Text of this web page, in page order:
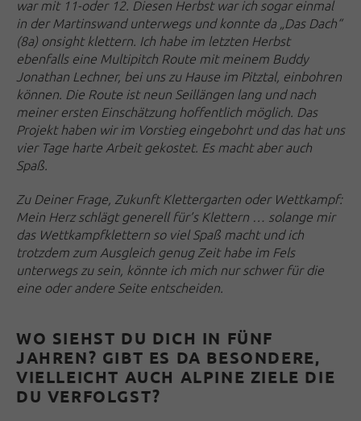
war mit 11-oder 12. Diesen Herbst war ich sogar einmal
in der Martinswand unterwegs und konnte da „Das Dach“
(8a) onsight klettern. Ich habe im letzten Herbst
ebenfalls eine Multipitch Route mit meinem Buddy
Jonathan Lechner, bei uns zu Hause im Pitztal, einbohren
können. Die Route ist neun Seillängen lang und nach
meiner ersten Einschätzung hoffentlich möglich. Das
Projekt haben wir im Vorstieg eingebohrt und das hat uns
vier Tage harte Arbeit gekostet. Es macht aber auch
Spaß.
Zu Deiner Frage, Zukunft Klettergarten oder Wettkampf:
Mein Herz schlägt generell für’s Klettern … solange mir
das Wettkampfklettern so viel Spaß macht und ich
trotzdem zum Ausgleich genug Zeit habe im Fels
unterwegs zu sein, könnte ich mich nur schwer für die
eine oder andere Seite entscheiden.
WO SIEHST DU DICH IN FÜNF
JAHREN? GIBT ES DA BESONDERE,
VIELLEICHT AUCH ALPINE ZIELE DIE
DU VERFOLGST?